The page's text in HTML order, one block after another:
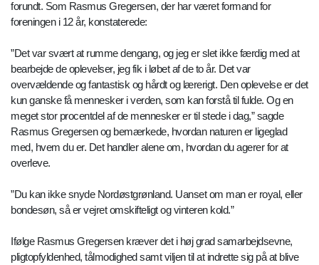
forundt. Som Rasmus Gregersen, der har været formand for
foreningen i 12 år, konstaterede:
”Det var svært at rumme dengang, og jeg er slet ikke færdig med at
bearbejde de oplevelser, jeg fik i løbet af de to år. Det var
overvældende og fantastisk og hårdt og lærerigt. Den oplevelse er det
kun ganske få mennesker i verden, som kan forstå til fulde. Og en
meget stor procentdel af de mennesker er til stede i dag,” sagde
Rasmus Gregersen og bemærkede, hvordan naturen er ligeglad
med, hvem du er. Det handler alene om, hvordan du agerer for at
overleve.
”Du kan ikke snyde Nordøstgrønland. Uanset om man er royal, eller
bondesøn, så er vejret omskifteligt og vinteren kold.”
Ifølge Rasmus Gregersen kræver det i høj grad samarbejdsevne,
pligtopfyldenhed, tålmodighed samt viljen til at indrette sig på at blive